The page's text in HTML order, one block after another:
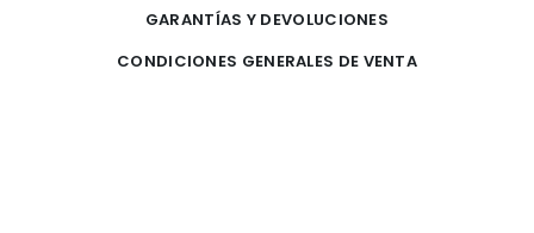
GARANTÍAS Y DEVOLUCIONES
CONDICIONES GENERALES DE VENTA